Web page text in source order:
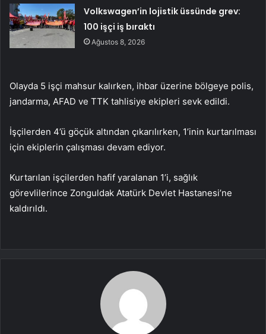
Volkswagen’in lojistik üssünde grev:
100 işçi iş bıraktı
Ağustos 8, 2026
Olayda 5 işçi mahsur kalırken, ihbar üzerine bölgeye polis,
jandarma, AFAD ve TTK tahlisiye ekipleri sevk edildi.
İşçilerden 4’ü göçük altından çıkarılırken, 1’inin kurtarılması
için ekiplerin çalışması devam ediyor.
Kurtarılan işçilerden hafif yaralanan 1’i, sağlık
görevlilerince Zonguldak Atatürk Devlet Hastanesi’ne
kaldırıldı.